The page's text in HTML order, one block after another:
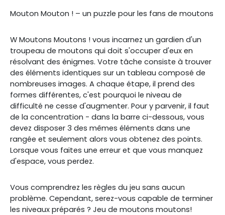
Mouton Mouton ! – un puzzle pour les fans de moutons
W Moutons Moutons ! vous incarnez un gardien d'un
troupeau de moutons qui doit s'occuper d'eux en
résolvant des énigmes. Votre tâche consiste à trouver
des éléments identiques sur un tableau composé de
nombreuses images. A chaque étape, il prend des
formes différentes, c'est pourquoi le niveau de
difficulté ne cesse d'augmenter. Pour y parvenir, il faut
de la concentration - dans la barre ci-dessous, vous
devez disposer 3 des mêmes éléments dans une
rangée et seulement alors vous obtenez des points.
Lorsque vous faites une erreur et que vous manquez
d'espace, vous perdez.
Vous comprendrez les règles du jeu sans aucun
problème. Cependant, serez-vous capable de terminer
les niveaux préparés ? Jeu de moutons moutons!